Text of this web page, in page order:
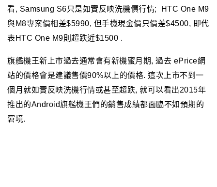
看, Samsung S6只是如實反映洗機價行情; HTC One M9
與M8專案價相差$5990, 但手機現金價只價差$4500, 即代
表 HTC One M9則超跌近$1500 .
旗艦機王新上市過去通常會有新機蜜月期, 過去 ePrice網
站的價格會是建議售價90%以上的價格. 這次上市不到一
個月就如實反映洗機行情或甚至超跌, 就可以看出2015年
推出的Android旗艦機王們的銷售成績都面臨不如預期的
窘境.